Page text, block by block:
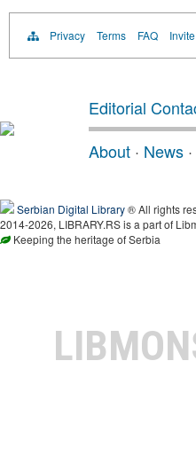
Privacy Terms FAQ
Editorial
About · News ·
Serbian Digital Library® All rights
2014-2026, LIBRARY.RS is a part of
Keeping the heritage of Serbia